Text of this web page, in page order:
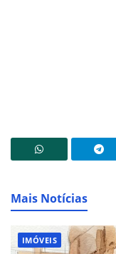
Mais Notícias
IMÓVEIS